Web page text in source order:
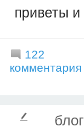
приветы и
122
комментария